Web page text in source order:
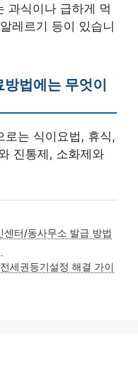
과식이나 급하게 먹
레르기 등이 있습니
법에는 무엇이
로는 식이요법, 휴식,
진통제, 소화제와
터/동사무소 발급 방법
세권등기설정 해결 가이